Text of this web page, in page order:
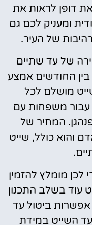
דופן לראות את
ומעניק לכם גם
של העיר.
של עד שתיים
החודשים אמצע
מושלם לכל
עבור משפחות עם
המחיר של
והוא כולל, שייט
לכן מומלץ להזמין
עוד בשלב התכנון
ביטול עד
השייט במידת